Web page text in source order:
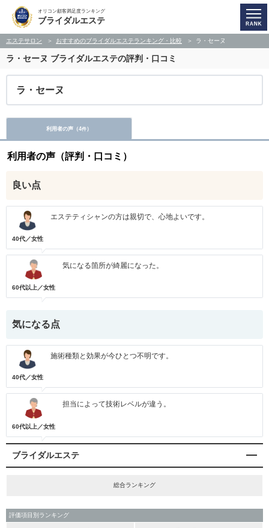
オリコン顧客満足度ランキング
ブライダルエステ
エステサロン おすすめのブライダルエステランキング・比較 ラ・セーヌ
ラ・セーヌ ブライダルエステの評判・口コミ
ラ・セーヌ
利用者の声（4件）
利用者の声（評判・口コミ）
良い点
40代／女性
エステティシャンの方は親切で、心地よいです。
60代以上／女性
気になる箇所が綺麗になった。
気になる点
40代／女性
施術種類と効果が今ひとつ不明です。
60代以上／女性
担当によって技術レベルが違う。
ブライダルエステ
総合ランキング
評価項目別ランキング